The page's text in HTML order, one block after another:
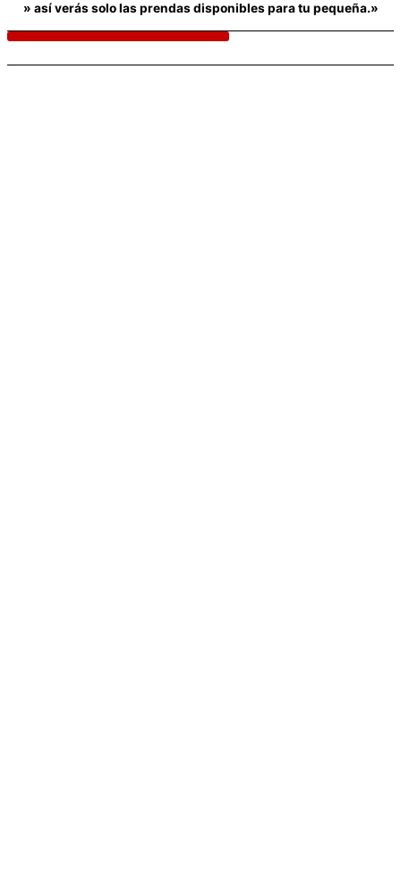
» así verás solo las prendas disponibles para tu pequeña.»